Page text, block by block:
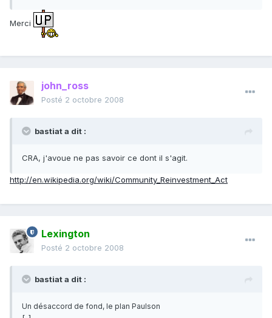
Merci
john_ross
Posté 2 octobre 2008
bastiat a dit :
CRA, j'avoue ne pas savoir ce dont il s'agit.
http://en.wikipedia.org/wiki/Community_Reinvestment_Act
Lexington
Posté 2 octobre 2008
bastiat a dit :
Un désaccord de fond, le plan Paulson